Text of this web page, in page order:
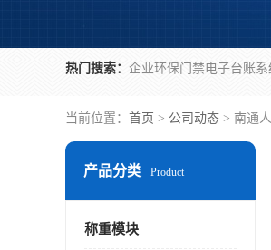
热门搜索：
当前位置： 首页 > 公司动态 > 南通
产品分类 Product
称重模块